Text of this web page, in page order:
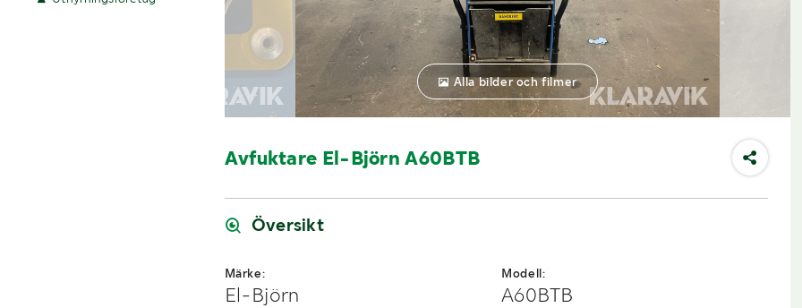
Alla bilder och filmer
Avfuktare El-Björn A60BTB
Översikt
Märke:
El-Björn
Modell:
A60BTB